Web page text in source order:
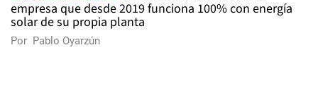
empresa que desde 2019 funciona 100% con energía
solar de su propia planta
Por Pablo Oyarzún